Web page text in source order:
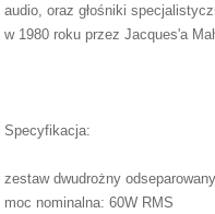
audio, oraz głośniki
w 1980 roku przez Jacques'a
Specyfikacja:
zestaw dwudrożny
moc nominalna: 60W RMS